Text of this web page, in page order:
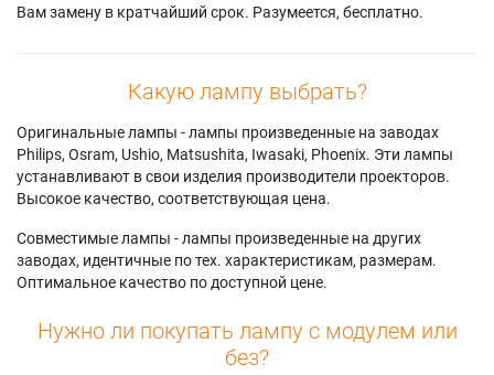
Вам замену в кратчайший срок. Разумеется, бесплатно.
Какую лампу выбрать?
Оригинальные лампы - лампы произведенные на заводах
Philips, Osram, Ushio, Matsushita, Iwasaki, Phoenix. Эти лампы
устанавливают в свои изделия производители проекторов.
Высокое качество, соответствующая цена.
Совместимые лампы - лампы произведенные на других
заводах, идентичные по тех. характеристикам, размерам.
Оптимальное качество по доступной цене.
Нужно ли покупать лампу с модулем или
без?